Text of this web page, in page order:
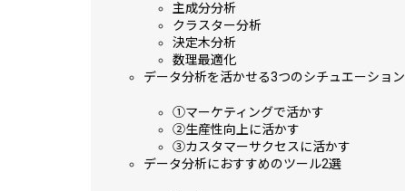
主成分分析
クラスター分析
決定木分析
数理最適化
データ分析を活かせる3つのシチュエーション
①マーケティングで活かす
②生産性向上に活かす
③カスタマーサクセスに活かす
データ分析におすすめのツール2選